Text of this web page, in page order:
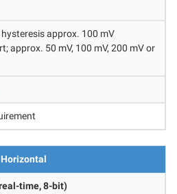
approx. 100 mV
approx. 50 mV, 100 mV, 200 mV or
Horizontal
time, 8-bit)